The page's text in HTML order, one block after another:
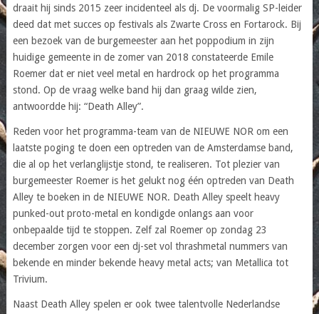
draait hij sinds 2015 zeer incidenteel als dj. De voormalig SP-leider
deed dat met succes op festivals als Zwarte Cross en Fortarock. Bij
een bezoek van de burgemeester aan het poppodium in zijn
huidige gemeente in de zomer van 2018 constateerde Emile
Roemer dat er niet veel metal en hardrock op het programma
stond. Op de vraag welke band hij dan graag wilde zien,
antwoordde hij: “Death Alley”.
Reden voor het programma-team van de NIEUWE NOR om een
laatste poging te doen een optreden van de Amsterdamse band,
die al op het verlanglijstje stond, te realiseren. Tot plezier van
burgemeester Roemer is het gelukt nog één optreden van Death
Alley te boeken in de NIEUWE NOR. Death Alley speelt heavy
punked-out proto-metal en kondigde onlangs aan voor
onbepaalde tijd te stoppen. Zelf zal Roemer op zondag 23
december zorgen voor een dj-set vol thrashmetal nummers van
bekende en minder bekende heavy metal acts; van Metallica tot
Trivium.
Naast Death Alley spelen er ook twee talentvolle Nederlandse